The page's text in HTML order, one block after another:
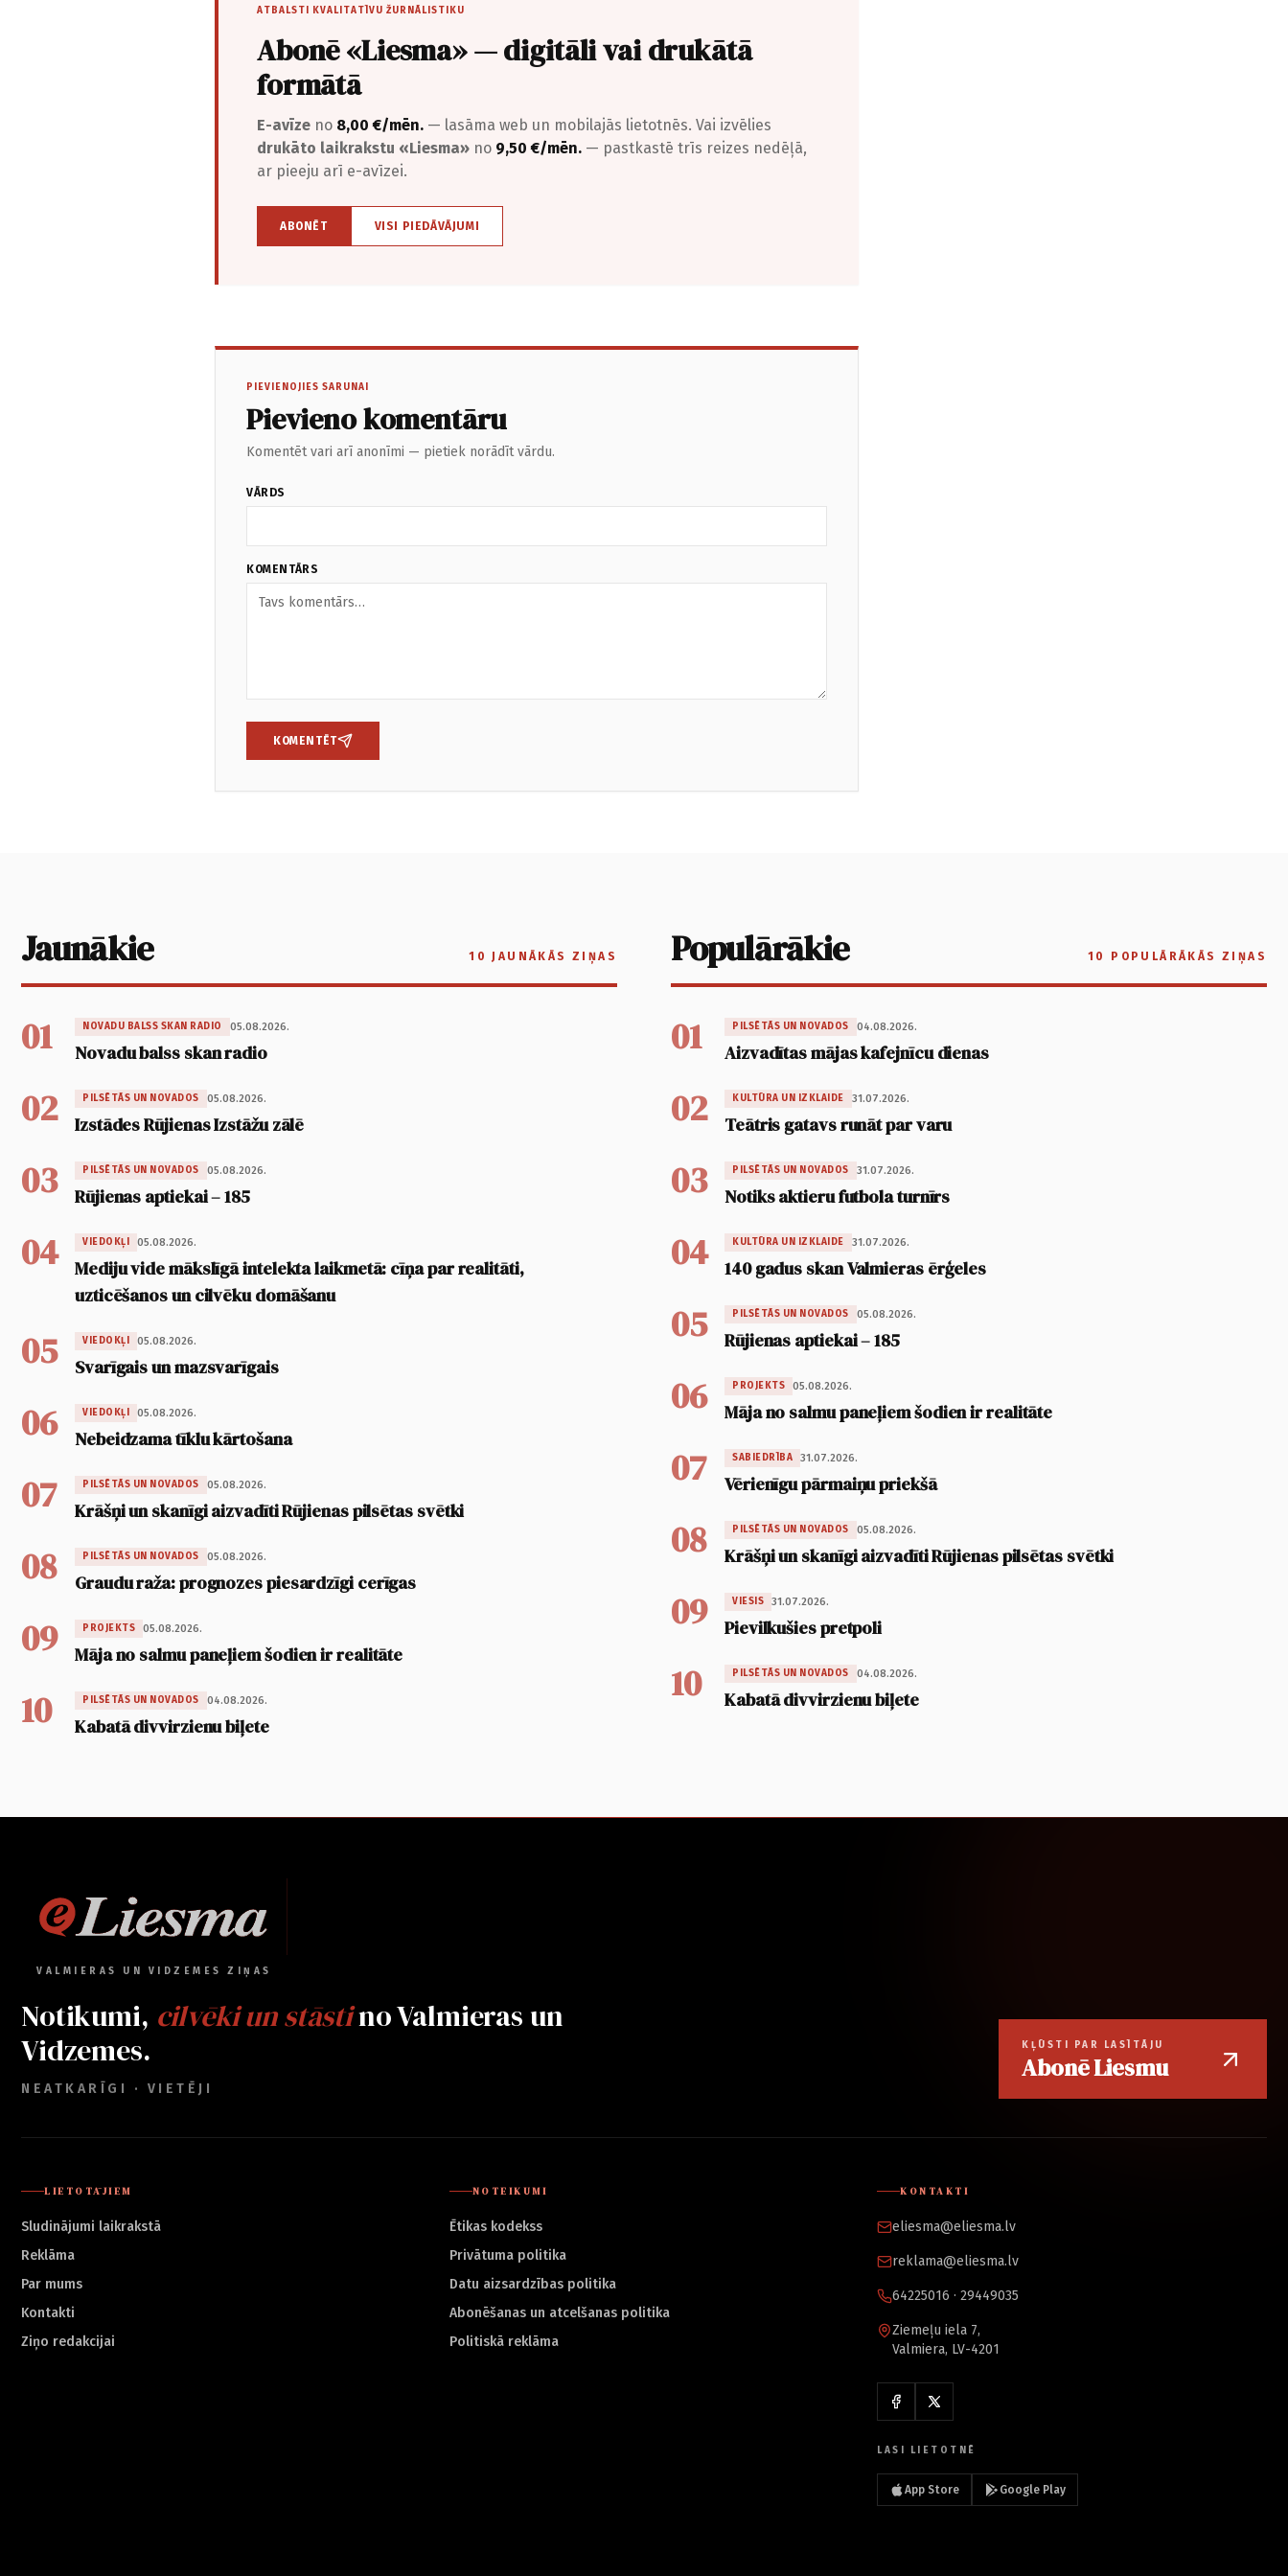
ATBALSTI KVALITATĪVU ŽURNĀLISTIKU
Abonē «Liesma» — digitāli vai drukātā
formātā
E-avīze no 8,00 €/mēn. — lasāma web un mobilajās lietotnēs. Vai izvēlies
drukāto laikrakstu «Liesma» no 9,50 €/mēn. — pastkastē trīs reizes nedēļā,
ar pieeju arī e-avīzei.
ABONĒT VISI PIEDĀVĀJUMI
PIEVIENOJIES SARUNAI
Pievieno komentāru
Komentēt vari arī anonīmi — pietiek norādīt vārdu.
VĀRDS
KOMENTĀRS
KOMENTĒT
Jaunākie 10 JAUNĀKĀS ZIŅAS
01 NOVADU BALSS SKAN RADIO 05.08.2026.
Novadu balss skan radio
02 PILSĒTĀS UN NOVADOS 05.08.2026.
Izstādes Rūjienas Izstāžu zālē
03 PILSĒTĀS UN NOVADOS 05.08.2026.
Rūjienas aptiekai – 185
04 VIEDOKĻI 05.08.2026.
Mediju vide mākslīgā intelekta laikmetā: cīņa par realitāti,
uzticēšanos un cilvēku domāšanu
05 VIEDOKĻI 05.08.2026.
Svarīgais un mazsvarīgais
06 VIEDOKĻI 05.08.2026.
Nebeidzama tīklu kārtošana
07 PILSĒTĀS UN NOVADOS 05.08.2026.
Krāšņi un skanīgi aizvadīti Rūjienas pilsētas svētki
08 PILSĒTĀS UN NOVADOS 05.08.2026.
Graudu raža: prognozes piesardzīgi cerīgas
09 PROJEKTS 05.08.2026.
Māja no salmu paneļiem šodien ir realitāte
10 PILSĒTĀS UN NOVADOS 04.08.2026.
Kabatā divvirzienu biļete
Populārākie 10 POPULĀRĀKĀS ZIŅAS
01 PILSĒTĀS UN NOVADOS 04.08.2026.
Aizvadītas mājas kafejnīcu dienas
02 KULTŪRA UN IZKLAIDE 31.07.2026.
Teātris gatavs runāt par varu
03 PILSĒTĀS UN NOVADOS 31.07.2026.
Notiks aktieru futbola turnīrs
04 KULTŪRA UN IZKLAIDE 31.07.2026.
140 gadus skan Valmieras ērģeles
05 PILSĒTĀS UN NOVADOS 05.08.2026.
Rūjienas aptiekai – 185
06 PROJEKTS 05.08.2026.
Māja no salmu paneļiem šodien ir realitāte
07 SABIEDRĪBA 31.07.2026.
Vērienīgu pārmaiņu priekšā
08 PILSĒTĀS UN NOVADOS 05.08.2026.
Krāšņi un skanīgi aizvadīti Rūjienas pilsētas svētki
09 VIESIS 31.07.2026.
Pievilkušies pretpoli
10 PILSĒTĀS UN NOVADOS 04.08.2026.
Kabatā divvirzienu biļete
VALMIERAS UN VIDZEMES ZIŅAS
Notikumi, cilvēki un stāstino Valmieras un
Vidzemes.
NEATKARĪGI · VIETĒJI
KĻŪSTI PAR LASĪTĀJU
Abonē Liesmu
LIETOTĀJIEM
Sludinājumi laikrakstā
Reklāma
Par mums
Kontakti
Ziņo redakcijai
NOTEIKUMI
Ētikas kodekss
Privātuma politika
Datu aizsardzības politika
Abonēšanas un atcelšanas politika
Politiskā reklāma
KONTAKTI
eliesma@eliesma.lv
reklama@eliesma.lv
64225016 · 29449035
Ziemeļu iela 7,
Valmiera, LV-4201
LASI LIETOTNĒ
App Store Google Play